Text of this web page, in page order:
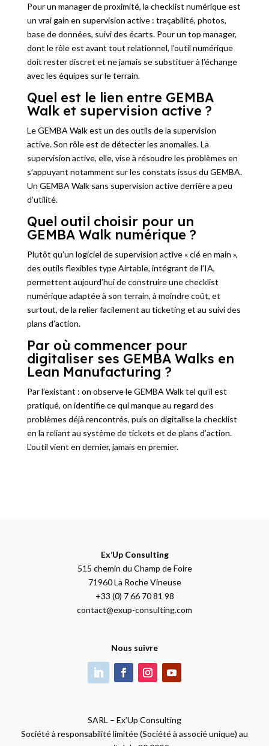
Pour un manager de proximité, la checklist numérique est
un vrai gain en supervision active : traçabilité, photos,
base de données, suivi des écarts. Pour un top manager,
dont le rôle est avant tout relationnel, l’outil numérique
doit rester discret et ne jamais se substituer à l’échange
avec les équipes sur le terrain.
Quel est le lien entre GEMBA
Walk et supervision active ?
Le GEMBA Walk est un des outils de la supervision
active. Son rôle est de détecter les anomalies. La
supervision active, elle, vise à résoudre les problèmes en
s’appuyant notamment sur les constats issus du GEMBA.
Un GEMBA Walk sans supervision active derrière a peu
d’utilité.
Quel outil choisir pour un
GEMBA Walk numérique ?
Plutôt qu’un logiciel de supervision active « clé en main »,
des outils flexibles type Airtable, intégrant de l’IA,
permettent aujourd’hui de construire une checklist
numérique adaptée à son terrain, à moindre coût, et
surtout, de la relier facilement au ticketing et au suivi des
plans d’action.
Par où commencer pour
digitaliser ses GEMBA Walks en
Lean Manufacturing ?
Par l’existant : on observe le GEMBA Walk tel qu’il est
pratiqué, on identifie ce qui manque au regard des
problèmes déjà rencontrés, puis on digitalise la checklist
en la reliant au système de tickets et de plans d’action.
L’outil vient en dernier, jamais en premier.
Ex’Up Consulting
515 chemin du Champ de Foire
71960 La Roche Vineuse
+33 (0) 7 66 70 81 98
contact@exup-consulting.com
Nous suivre
SARL – Ex’Up Consulting
Société à responsabilité limitée (Société à associé unique) au